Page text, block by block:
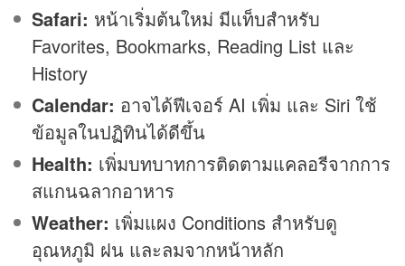
Safari: หน้าเริ่มต้นใหม่ มีแท็บสำหรับ
Favorites, Bookmarks, Reading List และ
History
Calendar: อาจได้ฟีเจอร์ AI เพิ่ม และ Siri ใช้
ข้อมูลในปฏิทินได้ดีขึ้น
Health: เพิ่มบทบาทการติดตามแคลอรีจากการ
สแกนฉลากอาหาร
Weather: เพิ่มแผง Conditions สำหรับดู
อุณหภูมิ ฝน และลมจากหน้าหลัก